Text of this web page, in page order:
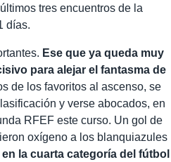
tres encuentros de la
días.
Ese que ya queda muy
para alejar el fantasma de
de los favoritos al ascenso, se
y verse abocados, en
RFEF este curso. Un gol de
oxígeno a los blanquiazules
la cuarta categoría del fútbol